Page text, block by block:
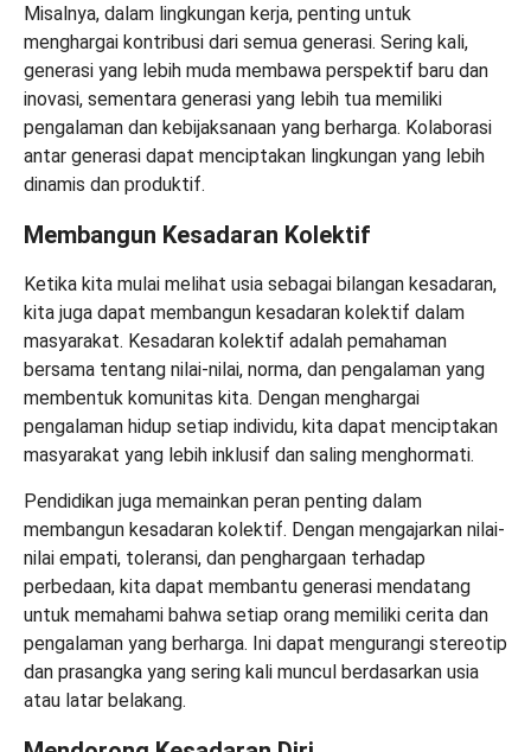
Misalnya, dalam lingkungan kerja, penting untuk
menghargai kontribusi dari semua generasi. Sering kali,
generasi yang lebih muda membawa perspektif baru dan
inovasi, sementara generasi yang lebih tua memiliki
pengalaman dan kebijaksanaan yang berharga. Kolaborasi
antar generasi dapat menciptakan lingkungan yang lebih
dinamis dan produktif.
Membangun Kesadaran Kolektif
Ketika kita mulai melihat usia sebagai bilangan kesadaran,
kita juga dapat membangun kesadaran kolektif dalam
masyarakat. Kesadaran kolektif adalah pemahaman
bersama tentang nilai-nilai, norma, dan pengalaman yang
membentuk komunitas kita. Dengan menghargai
pengalaman hidup setiap individu, kita dapat menciptakan
masyarakat yang lebih inklusif dan saling menghormati.
Pendidikan juga memainkan peran penting dalam
membangun kesadaran kolektif. Dengan mengajarkan nilai-
nilai empati, toleransi, dan penghargaan terhadap
perbedaan, kita dapat membantu generasi mendatang
untuk memahami bahwa setiap orang memiliki cerita dan
pengalaman yang berharga. Ini dapat mengurangi stereotip
dan prasangka yang sering kali muncul berdasarkan usia
atau latar belakang.